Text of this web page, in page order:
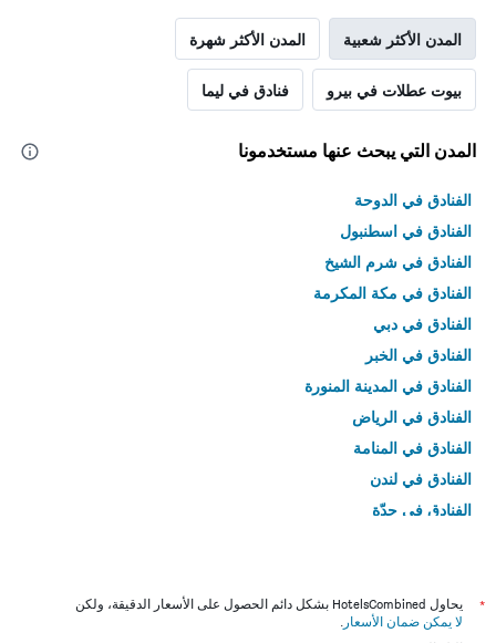
المدن الأكثر شعبية المدن الأكثر شهرة
بيوت عطلات في بيرو فنادق في ليما
المدن التي يبحث عنها مستخدمونا
الفنادق في الدوحة
الفنادق في اسطنبول
الفنادق في شرم الشيخ
الفنادق في مكة المكرمة
الفنادق في دبي
الفنادق في الخبر
الفنادق في المدينة المنورة
الفنادق في الرياض
الفنادق في المنامة
الفنادق في لندن
الفنادق في جدّة
*
يحاول HotelsCombined بشكل دائم الحصول على الأسعار الدقيقة، ولكن
لا يمكن ضمان الأسعار .